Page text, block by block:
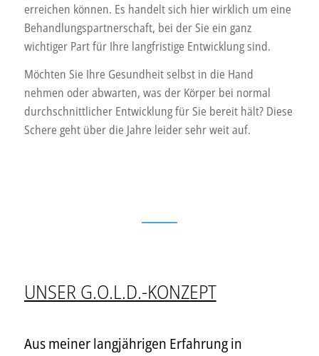
erreichen können. Es handelt sich hier wirklich um eine
Behandlungspartnerschaft, bei der Sie ein ganz
wichtiger Part für Ihre langfristige Entwicklung sind.
Möchten Sie Ihre Gesundheit selbst in die Hand
nehmen oder abwarten, was der Körper bei normal
durchschnittlicher Entwicklung für Sie bereit hält? Diese
Schere geht über die Jahre leider sehr weit auf.
UNSER G.O.L.D.-KONZEPT
Aus meiner langjährigen Erfahrung in